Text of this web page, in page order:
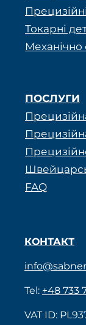
Токарні
Механічно
ПОСЛУГИ
FAQ
КОНТАКТ
Tel: +48 733
VAT ID: